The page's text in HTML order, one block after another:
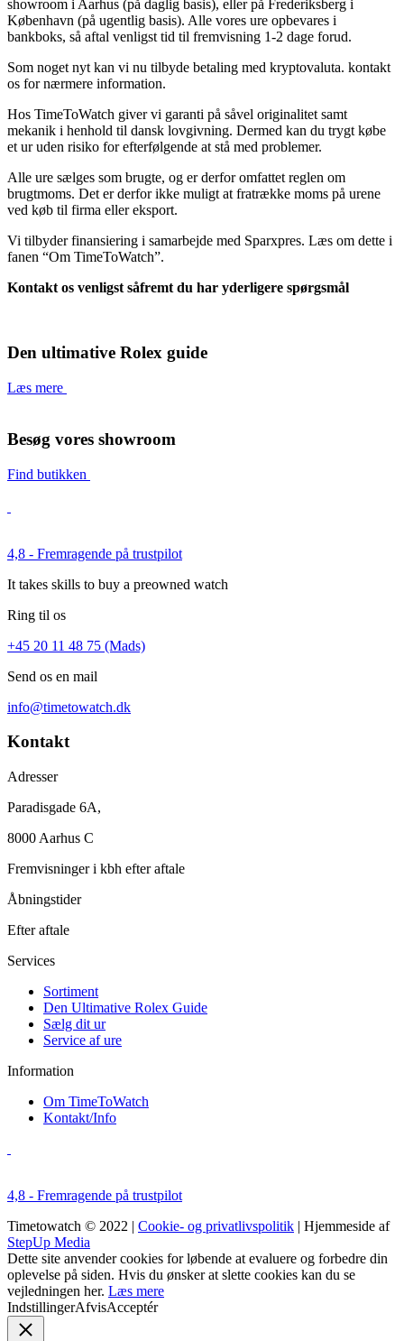
showroom i Aarhus (på daglig basis), eller på Frederiksberg i
København (på ugentlig basis). Alle vores ure opbevares i
bankboks, så aftal venligst tid til fremvisning 1-2 dage forud.
Som noget nyt kan vi nu tilbyde betaling med kryptovaluta. kontakt
os for nærmere information.
Hos TimeToWatch giver vi garanti på såvel originalitet samt
mekanik i henhold til dansk lovgivning. Dermed kan du trygt købe
et ur uden risiko for efterfølgende at stå med problemer.
Alle ure sælges som brugte, og er derfor omfattet reglen om
brugtmoms. Det er derfor ikke muligt at fratrække moms på urene
ved køb til firma eller eksport.
Vi tilbyder finansiering i samarbejde med Sparxpres. Læs om dette i
fanen “Om TimeToWatch”.
Kontakt os venligst såfremt du har yderligere spørgsmål
Den ultimative Rolex guide
Læs mere
Besøg vores showroom
Find butikken
4,8 - Fremragende på trustpilot
It takes skills to buy a preowned watch
Ring til os
+45 20 11 48 75 (Mads)
Send os en mail
info@timetowatch.dk
Kontakt
Adresser
Paradisgade 6A,
8000 Aarhus C
Fremvisninger i kbh efter aftale
Åbningstider
Efter aftale
Services
Sortiment
Den Ultimative Rolex Guide
Sælg dit ur
Service af ure
Information
Om TimeToWatch
Kontakt/Info
4,8 - Fremragende på trustpilot
Timetowatch © 2022 | Cookie- og privatlivspolitik | Hjemmeside af
StepUp Media
Dette site anvender cookies for løbende at evaluere og forbedre din
oplevelse på siden. Hvis du ønsker at slette cookies kan du se
vejledningen her. Læs mere
IndstillingerAfvisAcceptér